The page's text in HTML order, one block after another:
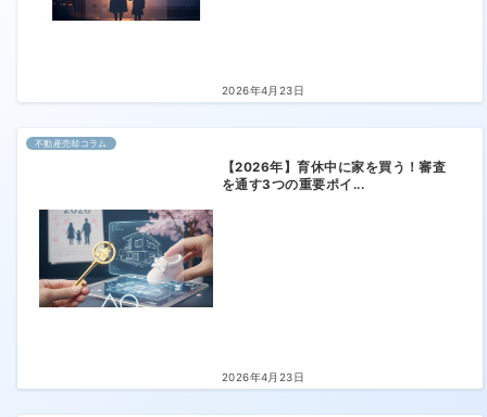
2026年4月23日
不動産売却コラム
【2026年】育休中に家を買う！審査
を通す3つの重要ポイ...
2026年4月23日